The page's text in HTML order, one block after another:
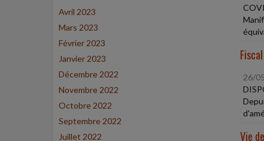
Avril 2023
Mars 2023
Février 2023
Janvier 2023
Décembre 2022
Novembre 2022
Octobre 2022
Septembre 2022
Juillet 2022
26/
Vie